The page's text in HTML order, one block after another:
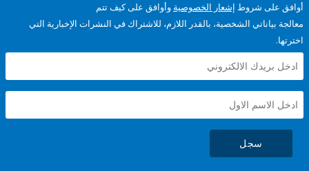
شروطإشعار الخصوصيةوأوافق على كيف تتم
الشخصية، بالقدر اللازم، للاشتراك في النشرات الإخبارية التي